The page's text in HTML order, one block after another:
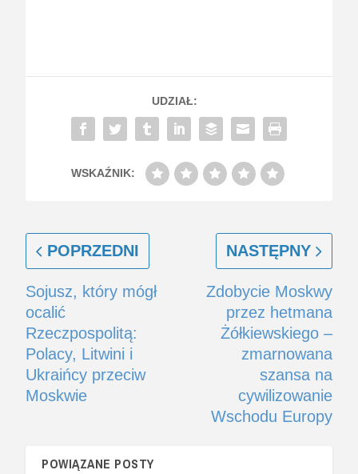
UDZIAŁ:
WSKAŹNIK:
POPRZEDNI
Sojusz, który mógł
ocalić
Rzeczpospolitą:
Polacy, Litwini i
Ukraińcy przeciw
Moskwie
NASTĘPNY
Zdobycie Moskwy
przez hetmana
Żółkiewskiego –
zmarnowana
szansa na
cywilizowanie
Wschodu Europy
POWIĄZANE POSTY